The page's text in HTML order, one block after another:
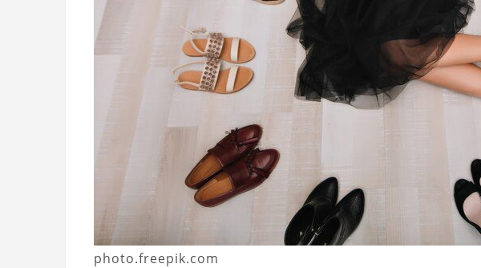
photo.freepik.com